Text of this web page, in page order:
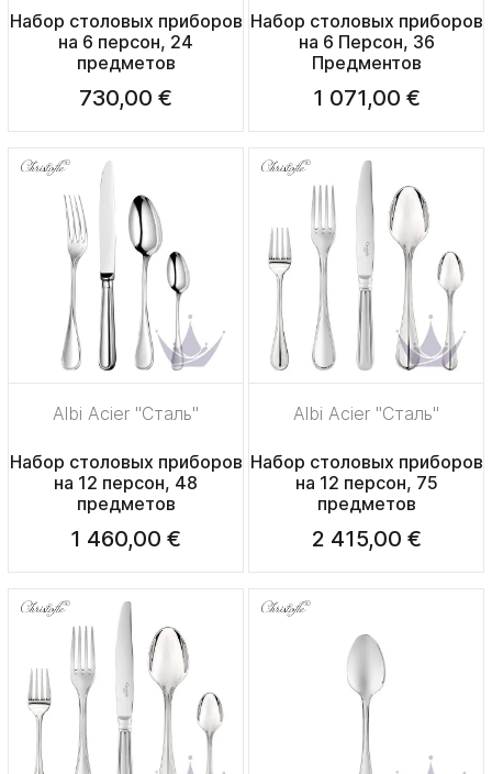
Набор столовых приборов
на 6 персон, 24
предметов
730,00 €
Набор столовых приборов
на 6 Персон, 36
Предментов
1 071,00 €
Albi Acier "Сталь"
Набор столовых приборов
на 12 персон, 48
предметов
1 460,00 €
Albi Acier "Сталь"
Набор столовых приборов
на 12 персон, 75
предметов
2 415,00 €